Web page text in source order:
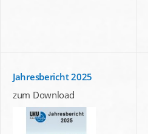
Jahresbericht 2025
zum Download